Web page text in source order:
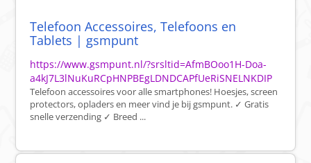
Telefoon Accessoires, Telefoons en
Tablets | gsmpunt
https://www.gsmpunt.nl/?srsltid=AfmBOoo1H-Doa-
a4kJ7L3lNuKuRCpHNPBEgLDNDCAPfUeRiSNELNKDIP
Telefoon accessoires voor alle smartphones! Hoesjes, screen
protectors, opladers en meer vind je bij gsmpunt. ✓ Gratis
snelle verzending ✓ Breed ...